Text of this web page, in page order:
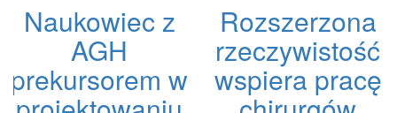
Naukowiec z
AGH
prekursorem w
Rozszerzona
rzeczywistość
wspiera pracę